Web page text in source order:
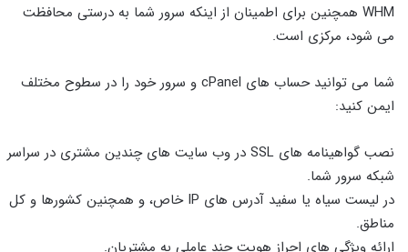
WHM همچنین برای اطمینان از اینکه سرور شما به درستی محافظت
می شود، مرکزی است.
شما می توانید حساب های cPanel و سرور خود را در سطوح مختلف
ایمن کنید:
نصب گواهینامه های SSL در وب سایت های چندین مشتری در سراسر
شبکه سرور شما.
در لیست سیاه یا سفید آدرس های IP خاص، و همچنین کشورها و کل
مناطق.
ارائه ویژگی های احراز هویت چند عاملی به مشتریان.